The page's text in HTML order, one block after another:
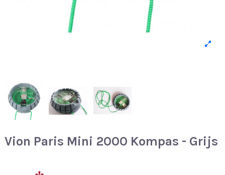
Vion Paris Mini 2000 Kompas - Grijs